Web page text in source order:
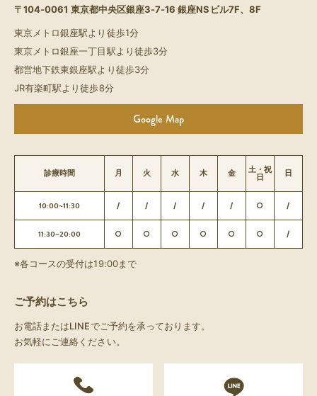
〒104-0061 東京都中央区銀座3-7-16 銀座NSビル7F、8F
東京メトロ銀座駅より徒歩1分
東京メトロ銀座一丁目駅より徒歩3分
都営地下鉄東銀座駅より徒歩3分
JR有楽町駅より徒歩8分
Google Map
診療時間 月 火 水 木 金 土・祝
日 日
10:00~11:30 / / / / / ○ /
11:30~20:00 ○ ○ ○ ○ ○ ○ /
※各コースの受付は19:00まで
ご予約はこちら
お電話またはLINEでご予約を承っております。
お気軽にご連絡ください。